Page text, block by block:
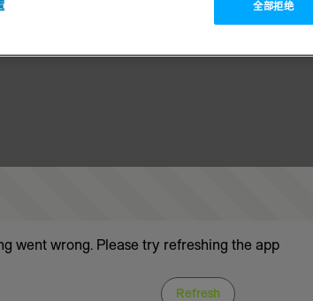
went wrong. Please try refreshing the app
Refresh
全部拒绝